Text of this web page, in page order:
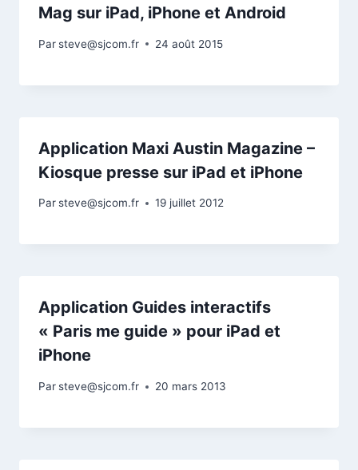
Mag sur iPad, iPhone et Android
Parsteve@sjcom.fr 24 août 2015
Application Maxi Austin Magazine –
Kiosque presse sur iPad et iPhone
Parsteve@sjcom.fr 19 juillet 2012
Application Guides interactifs
« Paris me guide » pour iPad et
iPhone
Parsteve@sjcom.fr 20 mars 2013